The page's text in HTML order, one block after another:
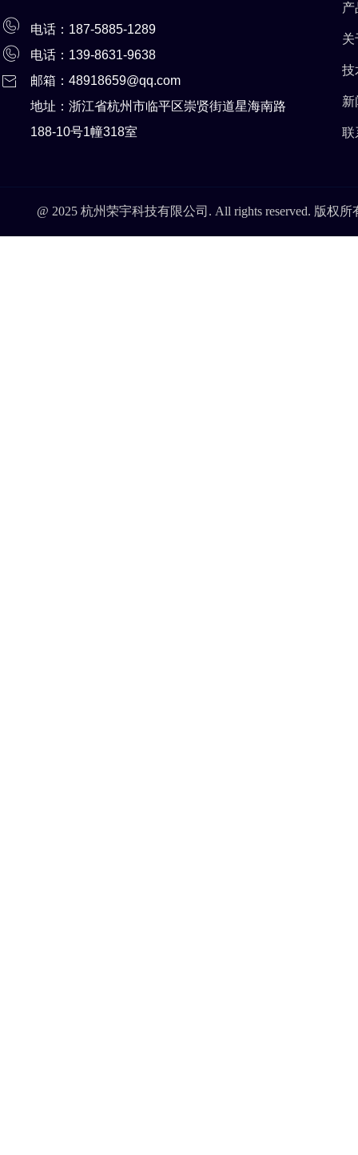
产
关
技
新
联
电话：187-5885-1289
电话：139-8631-9638
邮箱：48918659@qq.com
地址：浙江省杭州市临平区崇贤街道星海南路
188-10号1幢318室
@ 2025 杭州荣宇科技有限公司. All rights reserved. 版权